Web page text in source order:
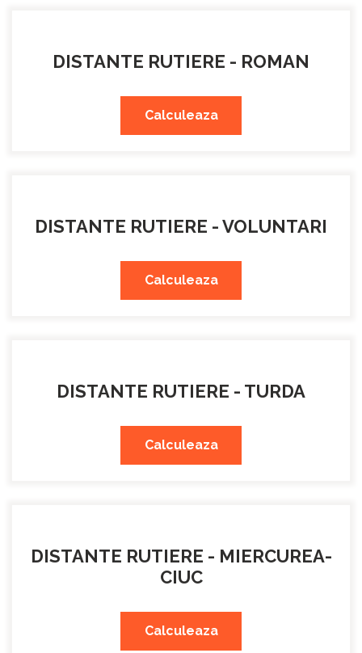
DISTANTE RUTIERE - ROMAN
Calculeaza
DISTANTE RUTIERE - VOLUNTARI
Calculeaza
DISTANTE RUTIERE - TURDA
Calculeaza
DISTANTE RUTIERE - MIERCUREA-
CIUC
Calculeaza